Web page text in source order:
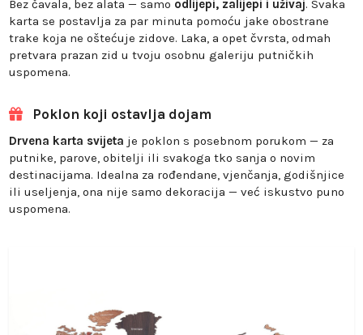
Bez čavala, bez alata — samo odlijepi, zalijepi i uživaj. Svaka
karta se postavlja za par minuta pomoću jake obostrane
trake koja ne oštećuje zidove. Laka, a opet čvrsta, odmah
pretvara prazan zid u tvoju osobnu galeriju putničkih
uspomena.
Poklon koji ostavlja dojam
Drvena karta svijeta je poklon s posebnom porukom — za
putnike, parove, obitelji ili svakoga tko sanja o novim
destinacijama. Idealna za rođendane, vjenčanja, godišnjice
ili useljenja, ona nije samo dekoracija — već iskustvo puno
uspomena.